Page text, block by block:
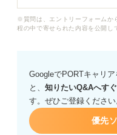
わからず、企業選びの
ットや、入社後に感じ
上場・非上場企業の違
る人の特徴について教
※質問は、エントリーフォームか
程の中で寄せられた内容を公開し
GoogleでPORTキャリ
と、 知りたいQ&Aへす
す。ぜひご登録ください
優先